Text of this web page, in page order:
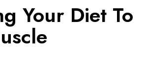
Your Diet To